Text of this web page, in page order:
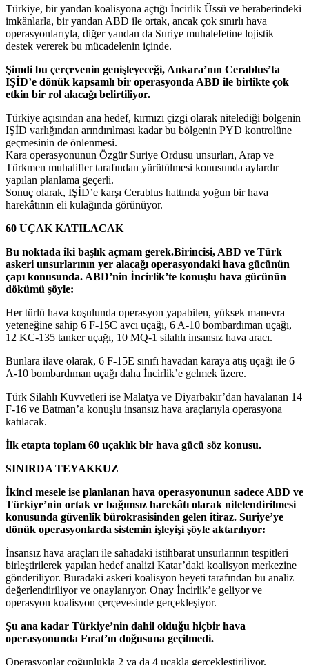
Türkiye, bir yandan koalisyona açtığı İncirlik Üssü ve beraberindeki
imkânlarla, bir yandan ABD ile ortak, ancak çok sınırlı hava
operasyonlarıyla, diğer yandan da Suriye muhalefetine lojistik
destek vererek bu mücadelenin içinde.
Şimdi bu çerçevenin genişleyeceği, Ankara’nın Cerablus’ta
IŞİD’e dönük kapsamlı bir operasyonda ABD ile birlikte çok
etkin bir rol alacağı belirtiliyor.
Türkiye açısından ana hedef, kırmızı çizgi olarak nitelediği bölgenin
IŞİD varlığından arındırılması kadar bu bölgenin PYD kontrolüne
geçmesinin de önlenmesi.
Kara operasyonunun Özgür Suriye Ordusu unsurları, Arap ve
Türkmen muhalifler tarafından yürütülmesi konusunda aylardır
yapılan planlama geçerli.
Sonuç olarak, IŞİD’e karşı Cerablus hattında yoğun bir hava
harekâtının eli kulağında görünüyor.
60 UÇAK KATILACAK
Bu noktada iki başlık açmam gerek.Birincisi, ABD ve Türk
askeri unsurlarının yer alacağı operasyondaki hava gücünün
çapı konusunda. ABD’nin İncirlik’te konuşlu hava gücünün
dökümü şöyle:
Her türlü hava koşulunda operasyon yapabilen, yüksek manevra
yeteneğine sahip 6 F-15C avcı uçağı, 6 A-10 bombardıman uçağı,
12 KC-135 tanker uçağı, 10 MQ-1 silahlı insansız hava aracı.
Bunlara ilave olarak, 6 F-15E sınıfı havadan karaya atış uçağı ile 6
A-10 bombardıman uçağı daha İncirlik’e gelmek üzere.
Türk Silahlı Kuvvetleri ise Malatya ve Diyarbakır’dan havalanan 14
F-16 ve Batman’a konuşlu insansız hava araçlarıyla operasyona
katılacak.
İlk etapta toplam 60 uçaklık bir hava gücü söz konusu.
SINIRDA TEYAKKUZ
İkinci mesele ise planlanan hava operasyonunun sadece ABD ve
Türkiye’nin ortak ve bağımsız harekâtı olarak nitelendirilmesi
konusunda güvenlik bürokrasisinden gelen itiraz. Suriye’ye
dönük operasyonlarda sistemin işleyişi şöyle aktarılıyor:
İnsansız hava araçları ile sahadaki istihbarat unsurlarının tespitleri
birleştirilerek yapılan hedef analizi Katar’daki koalisyon merkezine
gönderiliyor. Buradaki askeri koalisyon heyeti tarafından bu analiz
değerlendiriliyor ve onaylanıyor. Onay İncirlik’e geliyor ve
operasyon koalisyon çerçevesinde gerçekleşiyor.
Şu ana kadar Türkiye’nin dahil olduğu hiçbir hava
operasyonunda Fırat’ın doğusuna geçilmedi.
Operasyonlar çoğunlukla 2 ya da 4 uçakla gerçekleştiriliyor.